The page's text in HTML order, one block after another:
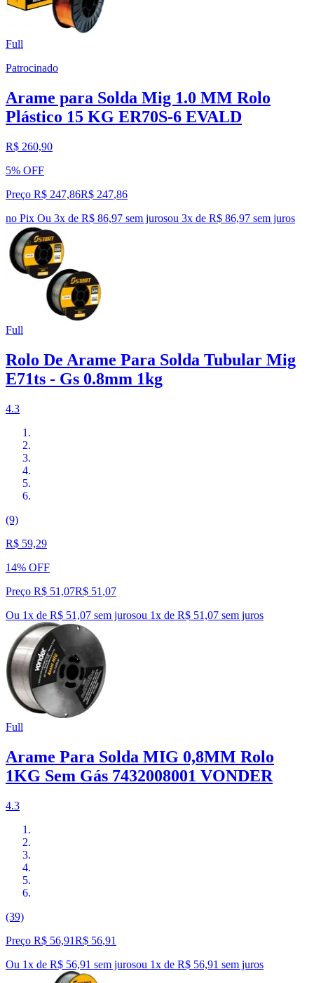
Full
Patrocinado
Arame para Solda Mig 1.0 MM Rolo
Plástico 15 KG ER70S-6 EVALD
R$ 260,90
5% OFF
Preço R$ 247,86R$ 247,86
no Pix Ou 3x de R$ 86,97 sem jurosou 3x de R$ 86,97 sem juros
Full
Rolo De Arame Para Solda Tubular Mig
E71ts - Gs 0.8mm 1kg
4.3
(9)
R$ 59,29
14% OFF
Preço R$ 51,07R$ 51 ,07
Ou 1x de R$ 51,07 sem jurosou 1x de R$ 51,07 sem juros
Full
Arame Para Solda MIG 0,8MM Rolo
1KG Sem Gás 7432008001 VONDER
4.3
(39)
Preço R$ 56,91R$ 56,91
Ou 1x de R$ 56,91 sem jurosou 1x de R$ 56,91 sem juros